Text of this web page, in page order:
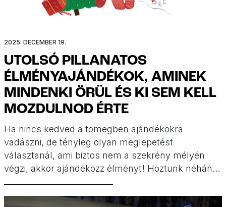
2025. DECEMBER 19.
UTOLSÓ PILLANATOS
ÉLMÉNYAJÁNDÉKOK, AMINEK
MINDENKI ÖRÜL ÉS KI SEM KELL
MOZDULNOD ÉRTE
Ha nincs kedved a tömegben ajándékokra
vadászni, de tényleg olyan meglepetést
választanál, ami biztos nem a szekrény mélyén
végzi, akkor ajándékozz élményt! Hoztunk néhány
amelyeket néhány kattintással beszerezhetsz.